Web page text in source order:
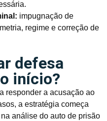
impugnação de
regime e correção de
defesa
início?
responder a acusação ao
a estratégia começa
análise do auto de prisão